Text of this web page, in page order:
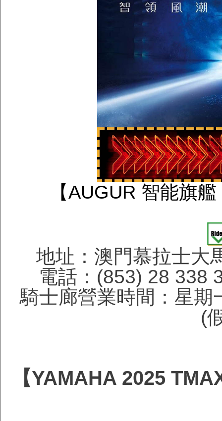
【AUGUR 智能旗
地址：澳門慕拉士大
電話：(853) 28 338
騎士廊營業時間：星期
(
【YAMAHA 2025